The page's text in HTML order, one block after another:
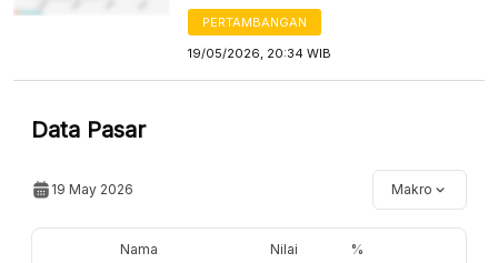
PERTAMBANGAN
19/05/2026, 20:34 WIB
Data Pasar
19 May 2026 Makro
Nama Nilai %